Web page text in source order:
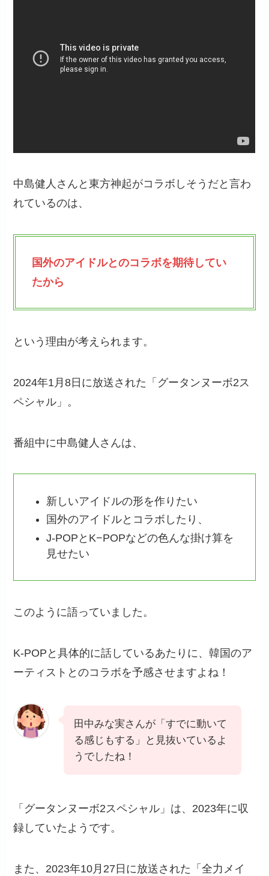
中島健人さんと東方神起がコラボしそうだと言わ
れているのは、
国外のアイドルとのコラボを期待してい
たから
という理由が考えられます。
2024年1月8日に放送された「グータンヌーボ2ス
ペシャル」。
番組中に中島健人さんは、
新しいアイドルの形を作りたい
国外のアイドルとコラボしたり、
J-POPとK−POPなどの色んな掛け算を
見せたい
このように語っていました。
K-POPと具体的に話しているあたりに、韓国のア
ーティストとのコラボを予感させますよね！
田中みな実さんが「すでに動いて
る感じもする」と見抜いているよ
うでしたね！
「グータンヌーボ2スペシャル」は、2023年に収
録していたようです。
また、2023年10月27日に放送された「全力メイ